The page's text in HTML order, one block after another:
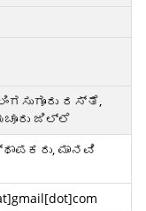
ರಸ್ತೆ,
ಜಿಲ್ಲೆ
ಮಾನವಿ